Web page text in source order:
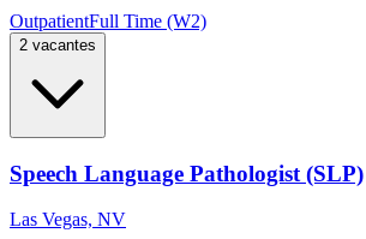
OutpatientFull Time (W2)
2 vacantes
Speech Language Pathologist (SLP)
Las Vegas, NV